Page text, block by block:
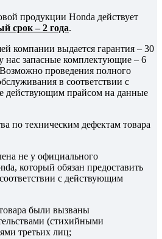
продукции Honda действует
срок – 2 года.
компании выдается гарантия – 30
нас запасные комплектующие – 6
проведения полного
в соответствии с
действующим прайсом на данные
по техническим дефектам товара
не у официального
который обязан предоставить
с действующим
были вызваны
(стихийными
третьих лиц;